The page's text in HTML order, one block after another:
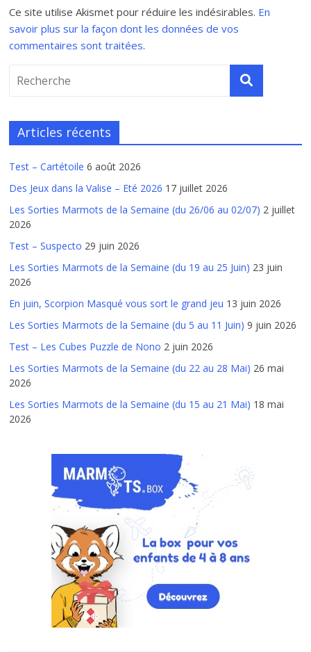
Ce site utilise Akismet pour réduire les indésirables. En
savoir plus sur la façon dont les données de vos
commentaires sont traitées.
Articles récents
Test – Cartétoile 6 août 2026
Des Jeux dans la Valise – Eté 2026 17 juillet 2026
Les Sorties Marmots de la Semaine (du 26/06 au 02/07) 2 juillet
2026
Test – Suspecto 29 juin 2026
Les Sorties Marmots de la Semaine (du 19 au 25 Juin) 23 juin
2026
En juin, Scorpion Masqué vous sort le grand jeu 13 juin 2026
Les Sorties Marmots de la Semaine (du 5 au 11 Juin) 9 juin 2026
Test – Les Cubes Puzzle de Nono 2 juin 2026
Les Sorties Marmots de la Semaine (du 22 au 28 Mai) 26 mai
2026
Les Sorties Marmots de la Semaine (du 15 au 21 Mai) 18 mai
2026